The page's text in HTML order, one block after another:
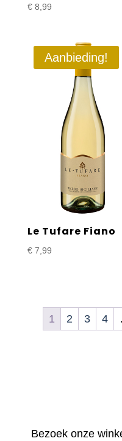
€8,99
Aanbieding!
Le Tufare Fiano
€7,99
1 2 3 4
Bezoek onze